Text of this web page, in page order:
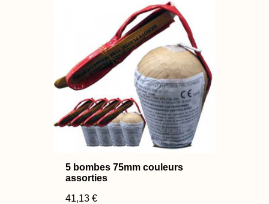
5 bombes 75mm couleurs
assorties
41,13 €